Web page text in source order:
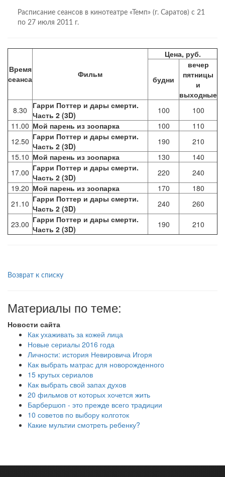
Расписание сеансов в кинотеатре «Темп» (г. Саратов) с 21
по 27 июля 2011 г.
Время
сеанса
Фильм
Цена, руб.
будни
вечер
пятницы
и
выходные
8.30
Гарри Поттер и дары смерти.
Часть 2 (3D)
100
100
11.00 Мой парень из зоопарка 100
110
12.50 Гарри Поттер и дары смерти.
Часть 2 (3D)
190
210
15.10 Мой парень из зоопарка 130
140
17.00 Гарри Поттер и дары смерти.
Часть 2 (3D)
220
240
19.20 Мой парень из зоопарка 170
180
21.10 Гарри Поттер и дары смерти.
Часть 2 (3D)
240 260
23.00 Гарри Поттер и дары смерти.
Часть 2 (3D)
190 210
Возврат к списку
Материалы по теме:
Новости сайта
Как ухаживать за кожей лица
Новые сериалы 2016 года
Личности: история Невировича Игоря
Как выбрать матрас для новорожденного
15 крутых сериалов
Как выбрать свой запах духов
20 фильмов от которых хочется жить
Барбершоп - это прежде всего традиции
10 советов по выбору колготок
Какие мультии смотреть ребенку?